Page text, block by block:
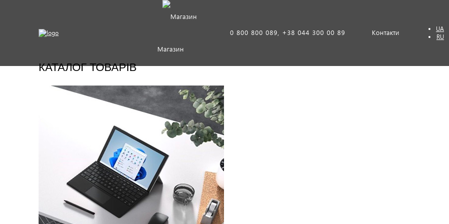
Магазин
0 800 800 089, +38 044 300 00 89 Контакти
UA
RU
КАТАЛОГ ТОВАРІВ